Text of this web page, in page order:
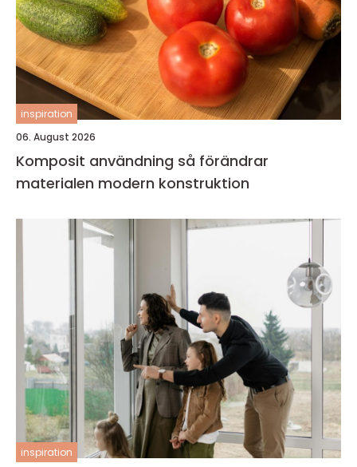
inspiration
06. August 2026
Komposit användning så förändrar
materialen modern konstruktion
inspiration